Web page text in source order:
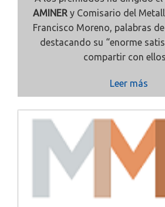
AMINER y Comisario del
Francisco Moreno, palabras
destacando su “enorme
compartir con
Leer más